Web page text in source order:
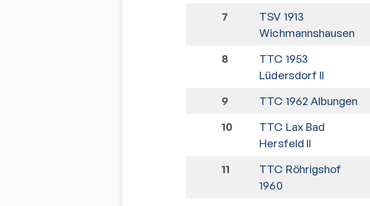
7
TSV 1913
Wichmannshausen
8
TTC 1953
Lüdersdorf II
9 TTC 1962 Albungen
10
TTC Lax Bad
Hersfeld II
11
TTC Röhrigshof
1960